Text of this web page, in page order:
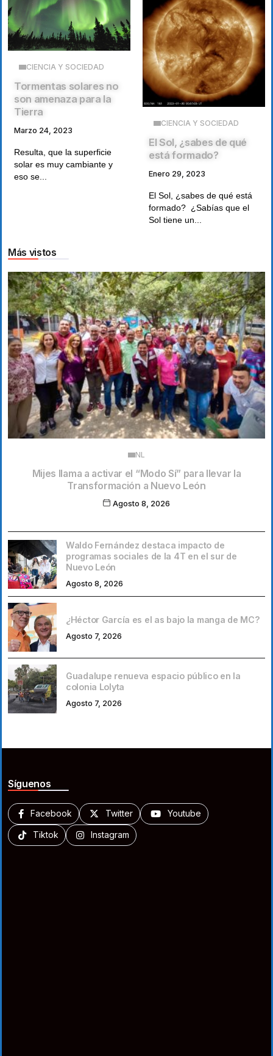
CIENCIA Y SOCIEDAD
Tormentas solares no
son amenaza para la
Tierra
Marzo 24, 2023
Resulta, que la superficie
solar es muy cambiante y
eso se...
CIENCIA Y SOCIEDAD
El Sol, ¿sabes de qué
está formado?
Enero 29, 2023
El Sol, ¿sabes de qué está
formado? ¿Sabías que el
Sol tiene un...
Más vistos
NL
Mijes llama a activar el “Modo Sí” para llevar la
Transformación a Nuevo León
Agosto 8, 2026
Waldo Fernández destaca impacto de
programas sociales de la 4T en el sur de
Nuevo León
Agosto 8, 2026
¿Héctor García es el as bajo la manga de MC?
Agosto 7, 2026
Guadalupe renueva espacio público en la
colonia Lolyta
Agosto 7, 2026
Síguenos
Facebook Twitter Youtube
Tiktok Instagram